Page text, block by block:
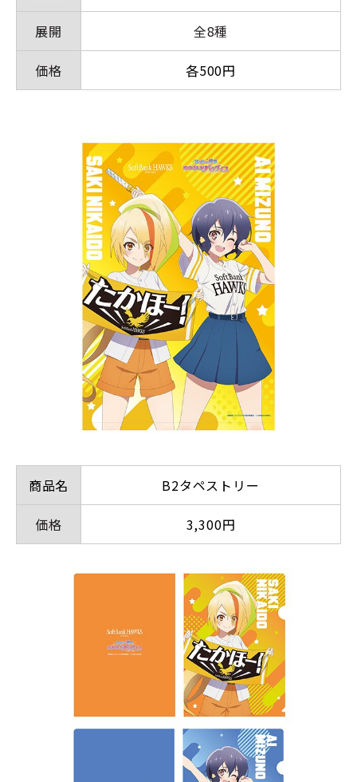
展開 全8種
価格 各500円
商品名 B2タペストリー
価格 3,300円